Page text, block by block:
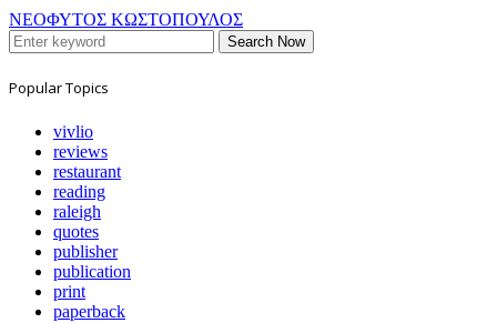
ΝΕΟΦΥΤΟΣ ΚΩΣΤΟΠΟΥΛΟΣ
Search Now
Popular Topics
vivlio
reviews
restaurant
reading
raleigh
quotes
publisher
publication
print
paperback